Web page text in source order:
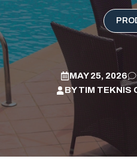
MAY 25, 2026
BYTIM TEKNIS